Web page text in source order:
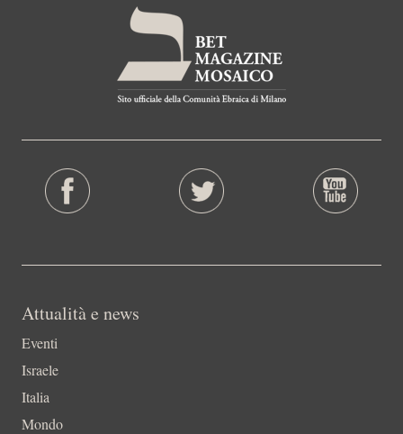
Attualità e news
Eventi
Israele
Italia
Mondo